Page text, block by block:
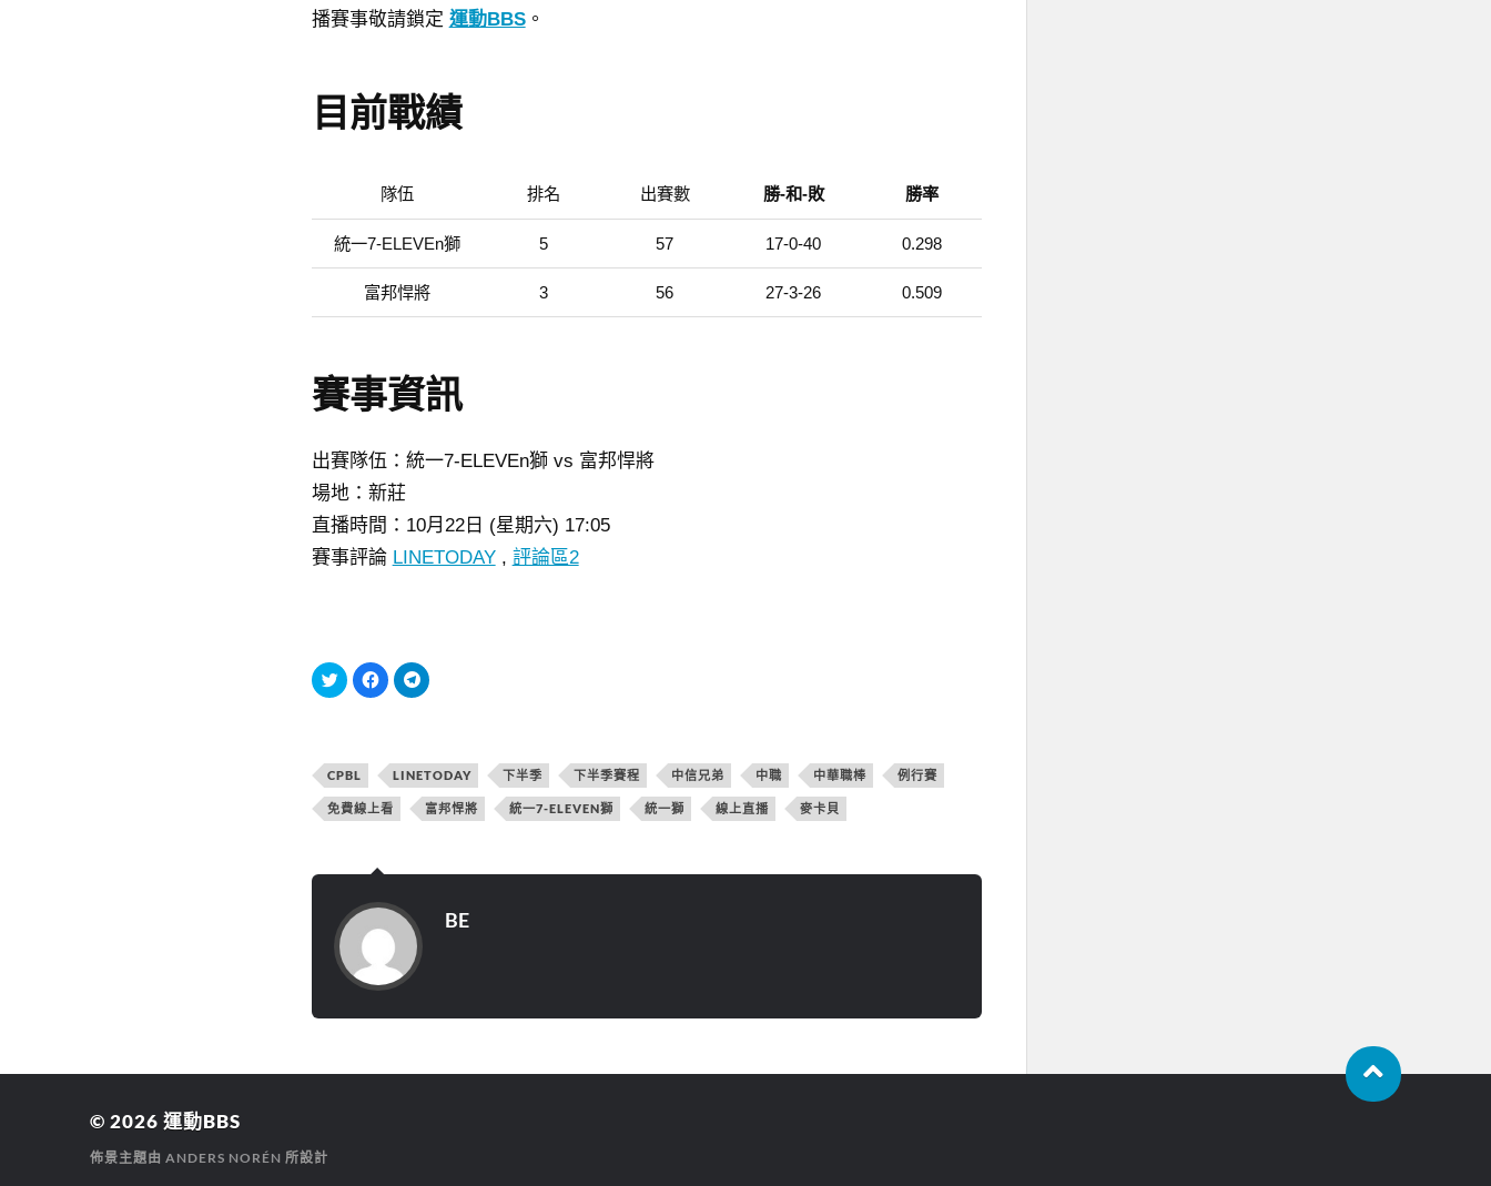
播賽事敬請鎖定 運動BBS。
目前戰績
隊伍 排名 出賽數 勝-和-敗 勝率
統一7-ELEVEn獅 5 57 17-0-40 0.298
富邦悍將 3 56 27-3-26 0.509
賽事資訊
出賽隊伍：統一7-ELEVEn獅 vs 富邦悍將
場地：新莊
直播時間：10月22日 (星期六) 17:05
賽事評論 LINETODAY, 評論區2
分
享
t
e
r
(
在
中
)
按
一
F
a
c
e
b
(
新
視
窗
中
開
啟
)
按
一
T
e
l
e
g
(
中
開
CPBL LINETODAY 下半季 下半季賽程 中信兄弟 中職 中華職棒 例行賽
免費線上看 富邦悍將 統一7-ELEVEN獅 統一獅 線上直播 麥卡貝
BE
© 2026 運動BBS
佈景主題由 ANDERS NORÉN 所設計